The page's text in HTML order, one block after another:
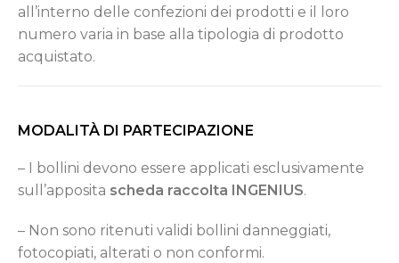
all’interno delle confezioni dei prodotti e il loro
numero varia in base alla tipologia di prodotto
acquistato.
MODALITÀ DI PARTECIPAZIONE
– I bollini devono essere applicati esclusivamente
sull’apposita scheda raccolta INGENIUS.
– Non sono ritenuti validi bollini danneggiati,
fotocopiati, alterati o non conformi.